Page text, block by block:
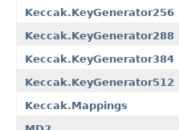
Keccak.KeyGenerator256
Keccak.KeyGenerator288
Keccak.KeyGenerator384
Keccak.KeyGenerator512
Keccak.Mappings